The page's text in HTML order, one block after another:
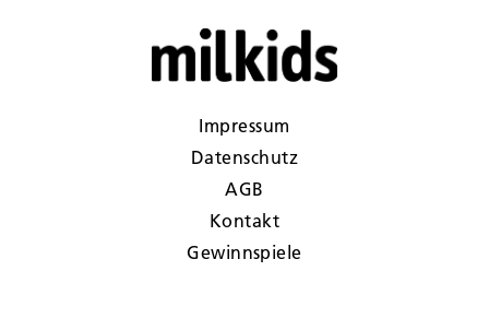
Impressum
Datenschutz
AGB
Kontakt
Gewinnspiele